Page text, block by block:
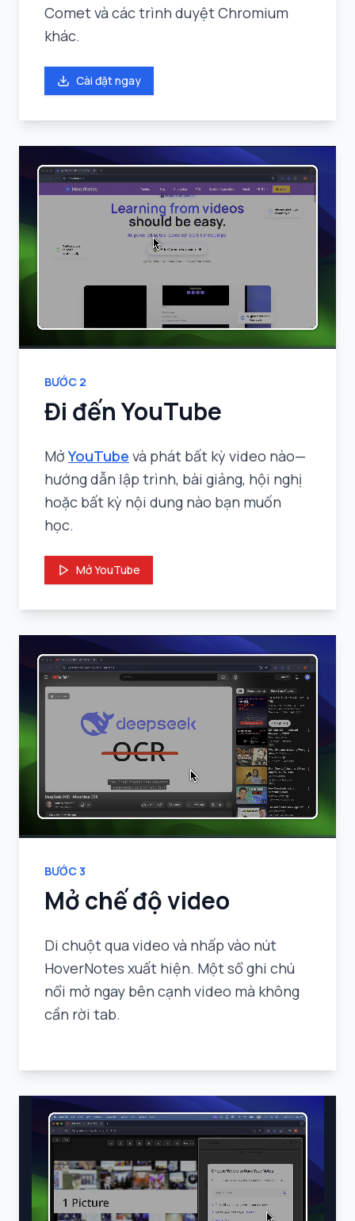
Comet và các trình duyệt Chromium
khác.
Cài đặt ngay
BƯỚC 2
Đi đến YouTube
MởYouTube và phát bất kỳ video nào—
hướng dẫn lập trình, bài giảng, hội nghị
hoặc bất kỳ nội dung nào bạn muốn
học.
Mở YouTube
BƯỚC 3
Mở chế độ video
Di chuột qua video và nhấp vào nút
HoverNotes xuất hiện. Một sổ ghi chú
nổi mở ngay bên cạnh video mà không
cần rời tab.